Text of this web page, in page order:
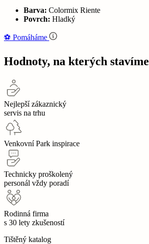
Barva: Colormix Riente
Povrch: Hladký
⚽‍️️ Pomáháme
Hodnoty, na kterých stavíme
Nejlepší zákaznický
servis na trhu
Venkovní Park inspirace
Technicky proškolený
personál vždy poradí
Rodinná firma
s 30 lety zkušeností
Tištěný katalog